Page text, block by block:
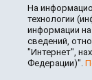
На
технологии
информации
сведений,
"Интернет",
Федерации)".